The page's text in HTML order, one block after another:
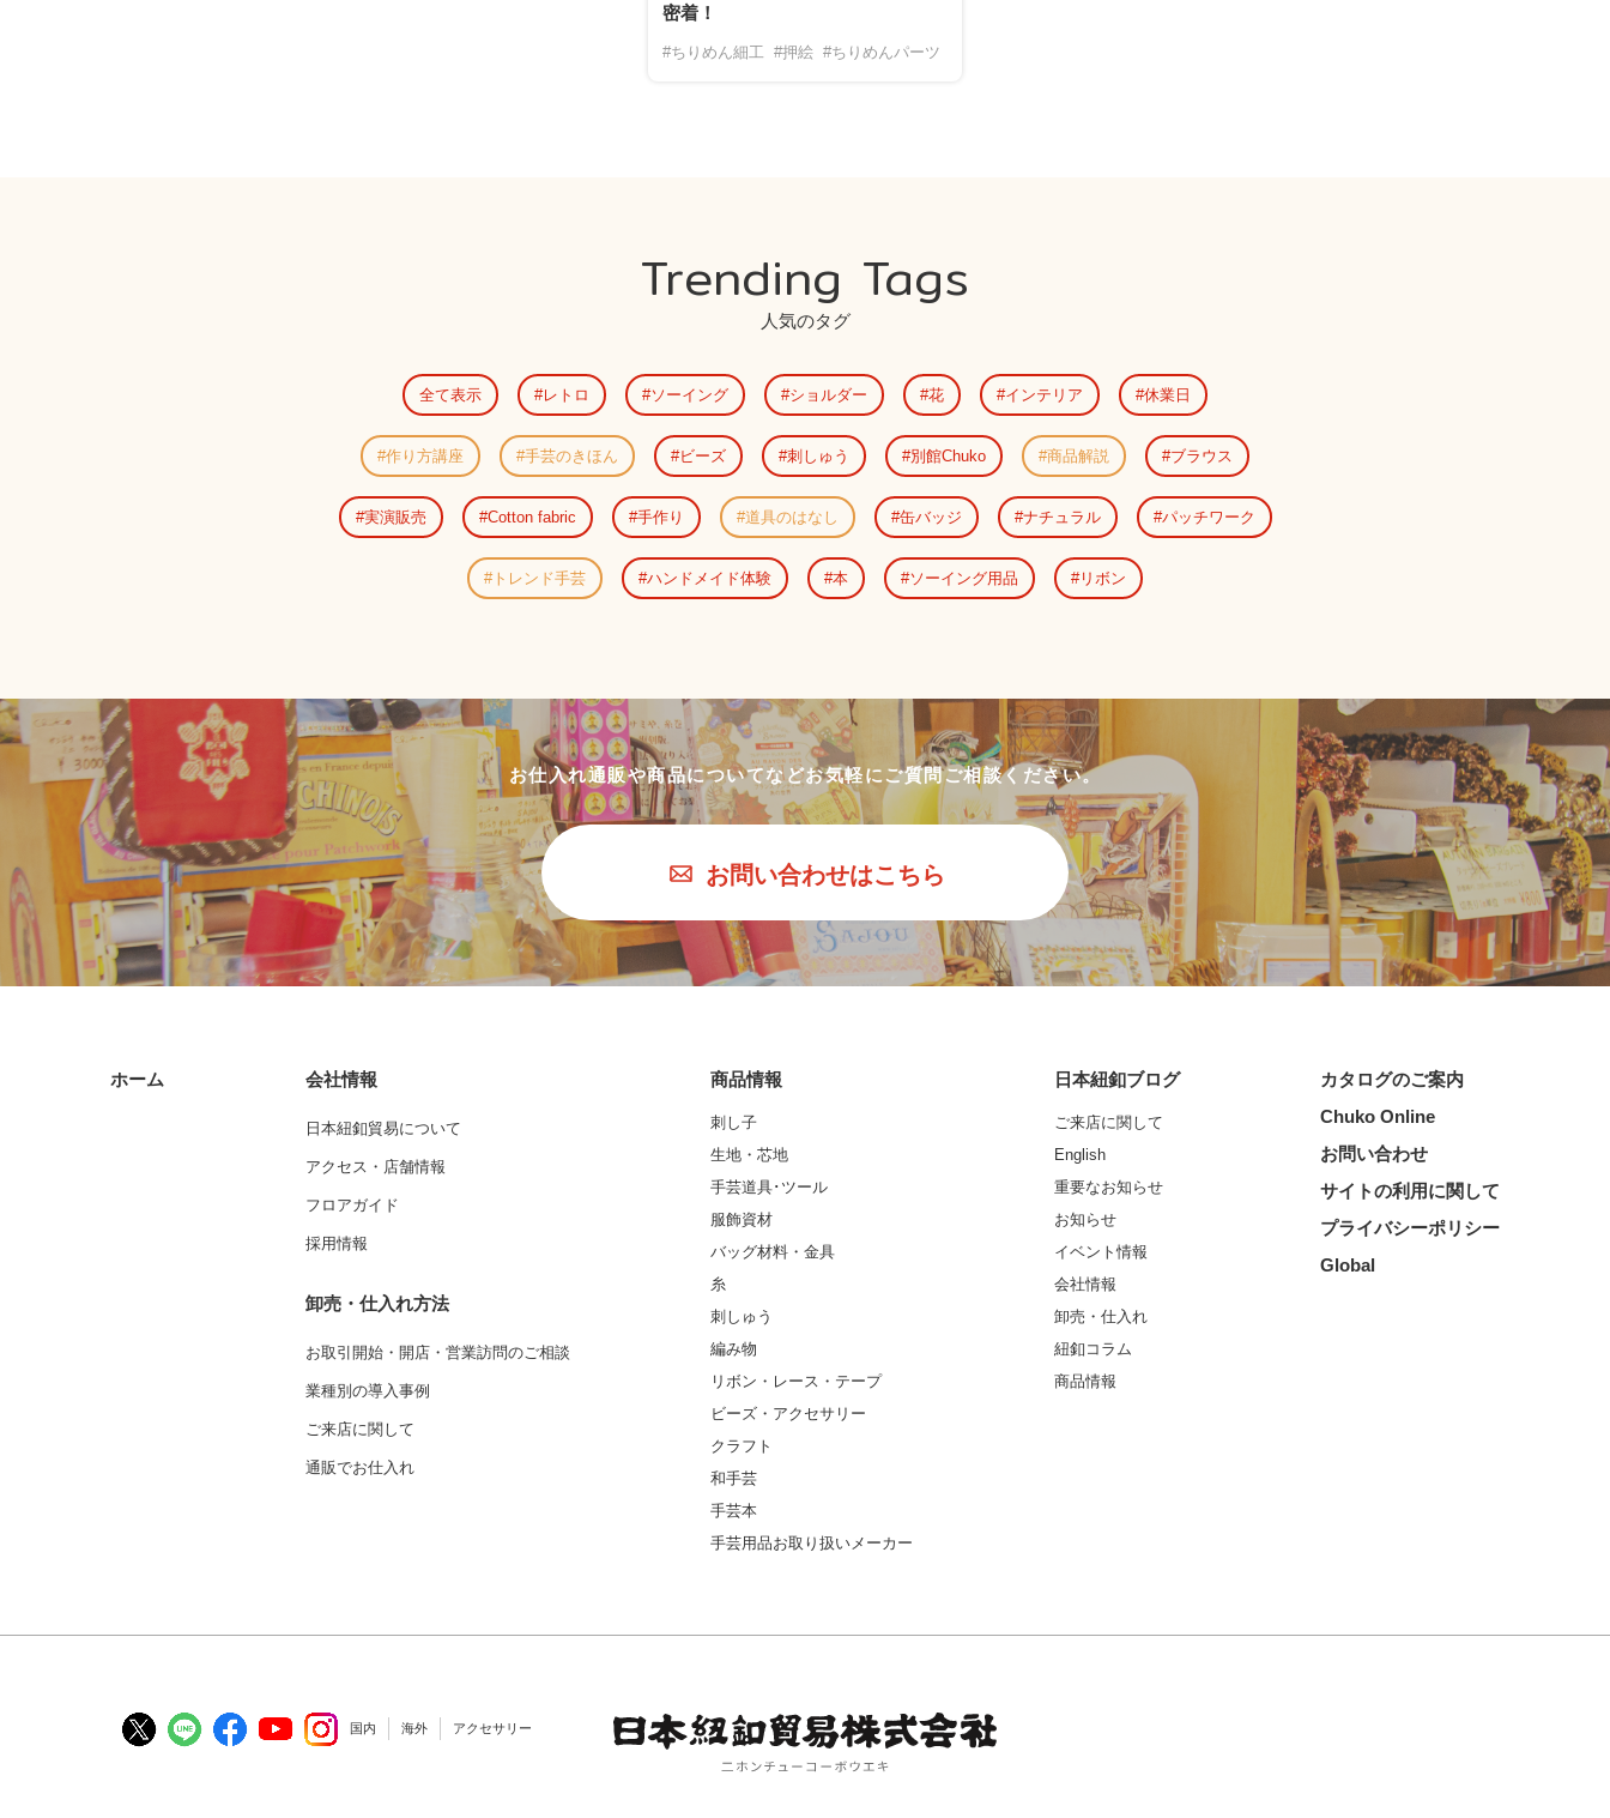
密着！
#ちりめん細工 #押絵 #ちりめんパーツ
Trending Tags
人気のタグ
全て表示 レトロ ソーイング ショルダー 花 インテリア 休業日
作り方講座 手芸のきほん ビーズ 刺しゅう 別館Chuko 商品解説 ブラウス
実演販売 Cotton fabric 手作り 道具のはなし 缶バッジ ナチュラル パッチワーク
トレンド手芸 ハンドメイド体験 本 ソーイング用品 リボン
お仕入れ通販や商品についてなどお気軽にご質問ご相談ください。
お問い合わせはこちら
ホーム 会社情報
日本紐釦貿易について
アクセス・店舗情報
フロアガイド
採用情報
卸売・仕入れ方法
お取引開始・開店・営業訪問のご相談
業種別の導入事例
ご来店に関して
通販でお仕入れ
商品情報
刺し子
生地・芯地
手芸道具･ツール
服飾資材
バッグ材料・金具
糸
刺しゅう
編み物
リボン・レース・テープ
ビーズ・アクセサリー
クラフト
和手芸
手芸本
手芸用品お取り扱いメーカー
日本紐釦ブログ
ご来店に関して
English
重要なお知らせ
お知らせ
イベント情報
会社情報
卸売・仕入れ
紐釦コラム
商品情報
カタログのご案内
Chuko Online
お問い合わせ
サイトの利用に関して
プライバシーポリシー
Global
国内 海外 アクセサリー